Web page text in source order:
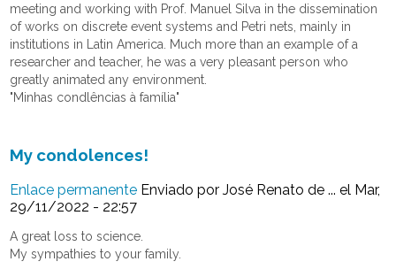
meeting and working with Prof. Manuel Silva in the dissemination
of works on discrete event systems and Petri nets, mainly in
institutions in Latin America. Much more than an example of a
researcher and teacher, he was a very pleasant person who
greatly animated any environment.
"Minhas condlências à família"
My condolences!
Enlace permanente Enviado porJosé Renato de ... el Mar,
29/11/2022 - 22:57
A great loss to science.
My sympathies to your family.